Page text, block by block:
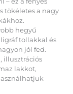
tökéletes a nagy
hegyű
tollakkal és
jól fed.
illusztrációs
lakkot,